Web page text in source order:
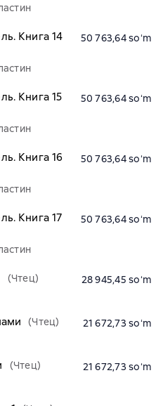
Книга 14 50 763,64 soʻm
Книга 15 50 763,64 soʻm
Книга 16 50 763,64 soʻm
Книга 17 50 763,64 soʻm
(Чтец)
28 945,45 soʻm
(Чтец)
21 672,73 soʻm
(Чтец)
21 672,73 soʻm